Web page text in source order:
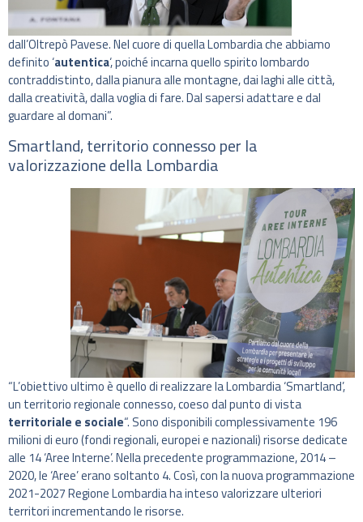
dall’Oltrepò Pavese. Nel cuore di quella Lombardia che abbiamo
definito ‘autentica‘, poiché incarna quello spirito lombardo
contraddistinto, dalla pianura alle montagne, dai laghi alle città,
dalla creatività, dalla voglia di fare. Dal sapersi adattare e dal
guardare al domani”.
Smartland, territorio connesso per la
valorizzazione della Lombardia
“L’obiettivo ultimo è quello di realizzare la Lombardia ‘Smartland’,
un territorio regionale connesso, coeso dal punto di vista
territoriale e sociale“. Sono disponibili complessivamente 196
milioni di euro (fondi regionali, europei e nazionali) risorse dedicate
alle 14 ‘Aree Interne’. Nella precedente programmazione, 2014 –
2020, le ‘Aree’ erano soltanto 4. Così, con la nuova programmazione
2021-2027 Regione Lombardia ha inteso valorizzare ulteriori
territori incrementando le risorse.